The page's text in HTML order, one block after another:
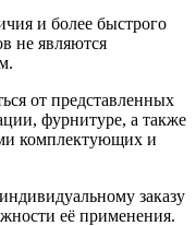
и более быстрого
не являются
от представленных
фурнитуре, а также
комплектующих и
заказу
её применения.